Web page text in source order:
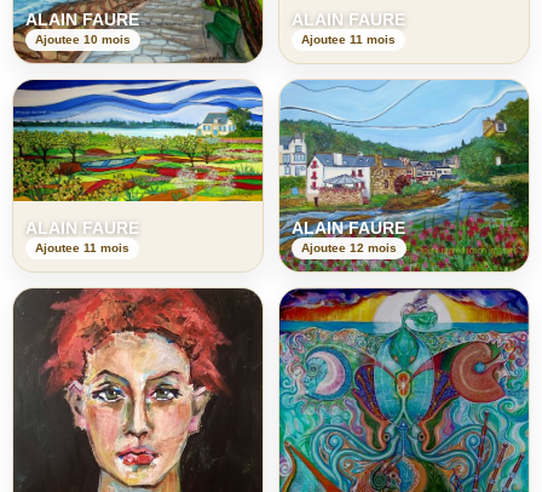
ALAIN FAURE
Ajoutee 10 mois
ALAIN FAURE
Ajoutee 11 mois
ALAIN FAURE
Ajoutee 11 mois
ALAIN FAURE
Ajoutee 12 mois